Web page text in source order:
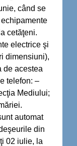
când se
cetăţeni.
electrice şi
dimensiuni),
de acestea
telefon: –
Mediului;
automat
din
02 iulie, la